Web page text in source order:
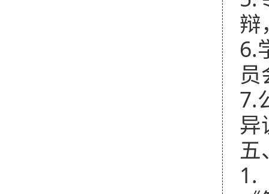
辩
6.
7.
异
五
1.